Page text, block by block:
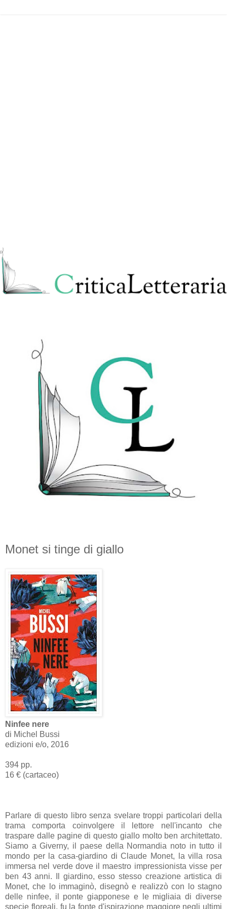
Monet si tinge di giallo
Ninfee nere
di Michel Bussi
edizioni e/o, 2016
394 pp.
16 € (cartaceo)
Parlare di questo libro senza svelare troppi particolari della
trama comporta coinvolgere il lettore nell'incanto che
traspare dalle pagine di questo giallo molto ben architettato.
Siamo a Giverny, il paese della Normandia noto in tutto il
mondo per la casa-giardino di Claude Monet, la villa rosa
immersa nel verde dove il maestro impressionista visse per
ben 43 anni. Il giardino, esso stesso creazione artistica di
Monet, che lo immaginò, disegnò e realizzò con lo stagno
delle ninfee, il ponte giapponese e le migliaia di diverse
specie floreali, fu la fonte d'ispirazione maggiore negli ultimi